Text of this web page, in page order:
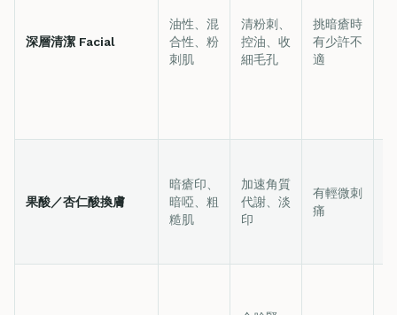
深層清潔 Facial
油性、混
合性、粉
刺肌
清粉刺、
控油、收
細毛孔
挑暗瘡時
有少許不
適
果酸／杏仁酸換膚
暗瘡印、
暗啞、粗
糙肌
加速角質
代謝、淡
印
有輕微刺
痛